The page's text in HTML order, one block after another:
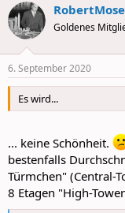
c
t
i
s
:
Goldenes
6. September 2020
Es wird...
... keine Schönheit.
bestenfalls
Türmchen" (Central-
8 Etagen "High-